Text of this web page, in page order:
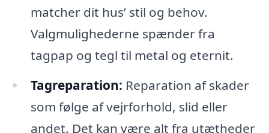
matcher dit hus’ stil og behov.
Valgmulighederne spænder fra
tagpap og tegl til metal og eternit.
Tagreparation: Reparation af skader
som følge af vejrforhold, slid eller
andet. Det kan være alt fra utætheder